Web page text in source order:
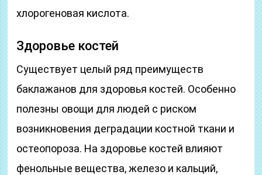
хлорогеновая кислота.
Здоровье костей
Существует целый ряд преимуществ
баклажанов для здоровья костей. Особенно
полезны овощи для людей с риском
возникновения деградации костной ткани и
остеопороза. На здоровье костей влияют
фенольные вещества, железо и кальций,